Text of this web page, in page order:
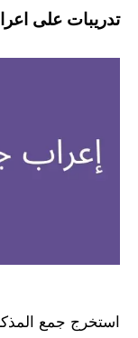
تدريبات على
استخرج جمع